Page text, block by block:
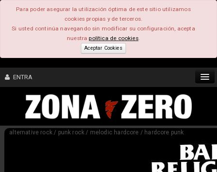
Para poder asegurar la utilización óptima de este sitio utilizamos
cookies propias y de terceros.
Si usted continúa navegando sin modificar su configuración, acepta
nuestrapolítica de cookies.
Aceptar Cookies
ENTRA
CONTENIDO
alternative rock / punk rock / melodic hardcore / hardcore punk